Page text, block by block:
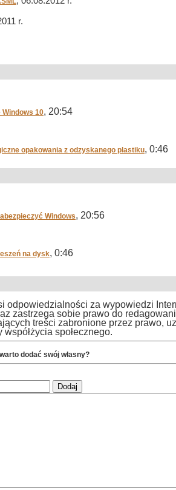
r.
Windows 10, 20:54
opakowania z odzyskanego plastiku, 0:46
Windows, 20:56
na dysk, 0:46
odpowiedzialności za wypowiedzi
zastrzega sobie prawo do
treści zabronione przez prawo,
społecznego.
dodać swój własny?